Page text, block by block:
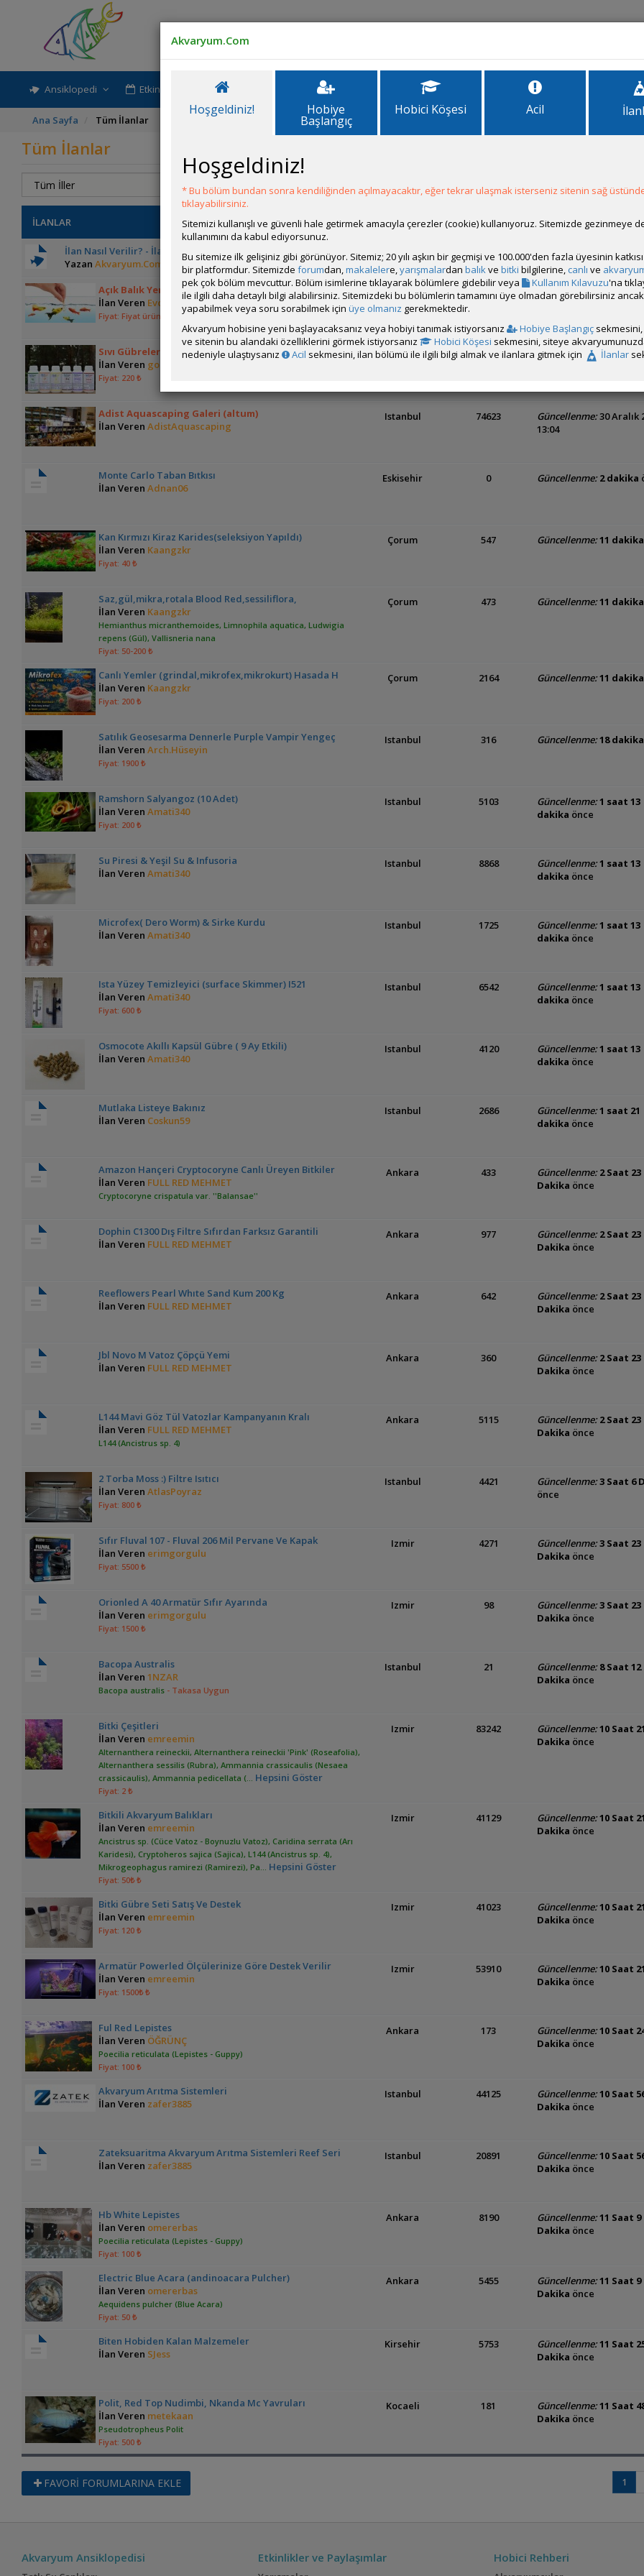
Ansiklopedi Etkinlik-Paylaşım İlanlar Forum
Ana Sayfa Tüm İlanlar
Tüm İlanlar
YENİ İLAN TÜR SEÇ
İLANLAR İl Bakılma Son Mesaj
İlan Nasıl Verilir? - İlan Sisteminin Özellikleri
YazanAkvaryum.Com
Açık Balık Yemi En İyi Paketleme Tecrübeli Satıcı
İlan Veren EvcilAl
Fiyat: Fiyat ürüne göre ₺
Adana 166847 Güncellenme:29
Sıvı Gübreler, Ph Kontrol Sistemi. Kredi Kartı İle
İlan Veren gokturkseyhan
Fiyat: 220 ₺
Ankara 82600 Güncellenme: 27 Kasım
Adist Aquascaping Galeri (altum)
İlan VerenAdistAquascaping
Istanbul 74623 Güncellenme:30 Aralık
13:04
Monte Carlo Taban Bıtkısı
İlan VerenAdnan06
Eskisehir 0 Güncellenme:2 dakika
Kan Kırmızı Kiraz Karides(seleksiyon Yapıldı)
İlan Veren Kaangzkr
Fiyat: 40 ₺
Çorum 547 Güncellenme:11 dakika
Saz,gül,mikra,rotala Blood Red,sessiliflora,
İlan Veren Kaangzkr
Hemianthus micranthemoides, Limnophila aquatica, Ludwigia
repens (Gül), Vallisneria nana
Fiyat: 50-200 ₺
Çorum 473 Güncellenme:11 dakika
Canlı Yemler (grindal,mikrofex,mikrokurt) Hasada H
İlan Veren Kaangzkr
Fiyat: 200 ₺
Çorum 2164 Güncellenme:11 dakika
Satılık Geosesarma Dennerle Purple Vampir Yengeç
İlan VerenArch.Hüseyin
Fiyat: 1900 ₺
Istanbul 316 Güncellenme:18 dakika
Ramshorn Salyangoz (10 Adet)
İlan VerenAmati340
Fiyat: 200 ₺
Istanbul 5103 Güncellenme:1 saat 13
dakika önce
Su Piresi & Yeşil Su & Infusoria
İlan VerenAmati340
Istanbul 8868 Güncellenme:1 saat 13
dakika önce
Microfex( Dero Worm) & Sirke Kurdu
İlan VerenAmati340
Istanbul 1725 Güncellenme:1 saat 13
dakika önce
Ista Yüzey Temizleyici (surface Skimmer) I521
İlan VerenAmati340
Fiyat: 600 ₺
Istanbul 6542 Güncellenme:1 saat 13
dakika önce
Osmocote Akıllı Kapsül Gübre ( 9 Ay Etkili)
İlan VerenAmati340
Istanbul 4120 Güncellenme:1 saat 13
dakika önce
Mutlaka Listeye Bakınız
İlan Veren Coskun59
Istanbul 2686 Güncellenme:1 saat 21
dakika önce
Amazon Hançeri Cryptocoryne Canlı Üreyen Bitkiler
İlan Veren FULL RED MEHMET
Cryptocoryne crispatula var. ''Balansae''
Ankara 433 Güncellenme:2 Saat 23
Dakika önce
Dophin C1300 Dış Filtre Sıfırdan Farksız Garantili
İlan Veren FULL RED MEHMET
Ankara 977 Güncellenme:2 Saat 23
Dakika önce
Reeflowers Pearl Whıte Sand Kum 200 Kg
İlan Veren FULL RED MEHMET
Ankara 642 Güncellenme:2 Saat 23
Dakika önce
Jbl Novo M Vatoz Çöpçü Yemi
İlan Veren FULL RED MEHMET
Ankara 360 Güncellenme:2 Saat 23
Dakika önce
L144 Mavi Göz Tül Vatozlar Kampanyanın Kralı
İlan Veren FULL RED MEHMET
L144 (Ancistrus sp. 4)
Ankara 5115 Güncellenme:2 Saat 23
Dakika önce
2 Torba Moss :) Filtre Isıtıcı
İlan VerenAtlasPoyraz
Fiyat: 800 ₺
Istanbul 4421 Güncellenme:3 Saat 6
önce
Sıfır Fluval 107 - Fluval 206 Mil Pervane Ve Kapak
İlan Veren erimgorgulu
Fiyat: 5500 ₺
Izmir 4271 Güncellenme:3 Saat 23
Dakika önce
Orionled A 40 Armatür Sıfır Ayarında
İlan Veren erimgorgulu
Fiyat: 1500 ₺
Izmir 98 Güncellenme:3 Saat 23
Dakika önce
Bacopa Australis
İlan Veren 1NZAR
Bacopa australis - Takasa Uygun
Istanbul 21 Güncellenme:8 Saat 12
Dakika önce
Bitki Çeşitleri
İlan Veren emreemin
Alternanthera reineckii, Alternanthera reineckii 'Pink' (Roseafolia),
Alternanthera sessilis (Rubra), Ammannia crassicaulis (Nesaea
crassicaulis), Ammannia pedicellata (
Hepsini Göster
Fiyat: 2 ₺
Izmir 83242 Güncellenme:10 Saat 21
Dakika önce
Bitkili Akvaryum Balıkları
İlan Veren emreemin
Ancistrus sp. (Cüce Vatoz - Boynuzlu Vatoz), Caridina serrata (Arı
Karidesi), Cryptoheros sajica (Sajica), L144 (Ancistrus sp. 4),
Mikrogeophagus ramirezi (Ramirezi), Pa
Hepsini Göster
Fiyat: 50₺ ₺
Izmir 41129 Güncellenme:10 Saat 21
Dakika önce
Bitki Gübre Seti Satış Ve Destek
İlan Veren emreemin
Fiyat: 120 ₺
Izmir 41023 Güncellenme:10 Saat 21
Dakika önce
Armatür Powerled Ölçülerinize Göre Destek Verilir
İlan Veren emreemin
Fiyat: 1500₺ ₺
Izmir 53910 Güncellenme:10 Saat 21
Dakika önce
Ful Red Lepistes
İlan Veren ÖĞRÜNÇ
Poecilia reticulata (Lepistes - Guppy)
Fiyat: 100 ₺
Ankara 173 Güncellenme:10 Saat
Dakika önce
Akvaryum Arıtma Sistemleri
İlan Veren zafer3885
Istanbul 44125 Güncellenme:10 Saat
Dakika önce
Zateksuaritma Akvaryum Arıtma Sistemleri Reef Seri
İlan Veren zafer3885
Istanbul 20891 Güncellenme:10 Saat
Dakika önce
Hb White Lepistes
İlan Veren omererbas
Poecilia reticulata (Lepistes - Guppy)
Fiyat: 100 ₺
Ankara 8190 Güncellenme:11 Saat 9
Dakika önce
Electric Blue Acara (andinoacara Pulcher)
İlan Veren omererbas
Aequidens pulcher (Blue Acara)
Fiyat: 50 ₺
Ankara 5455 Güncellenme:11 Saat 9
Dakika önce
Biten Hobiden Kalan Malzemeler
İlan Veren SJess
Kirsehir 5753 Güncellenme:11 Saat
Dakika önce
Polit, Red Top Nudimbi, Nkanda Mc Yavruları
İlan Veren metekaan
Pseudotropheus Polit
Fiyat: 500 ₺
Kocaeli 181 Güncellenme:11 Saat
Dakika önce
FAVORİ FORUMLARINA EKLE 1
Akvaryum Ansiklopedisi Etkinlikler ve Paylaşımlar Hobici Rehberi
Akvaryum.Com
Hoşgeldiniz! Hobiye
Başlangıç
Hobici Köşesi Acil
Hoşgeldiniz!
* Bu bölüm bundan sonra kendiliğinden açılmayacaktır, eğer tekrar ulaşmak isterseniz sitenin sağ
tıklayabilirsiniz.
Sitemizi kullanışlı ve güvenli hale getirmek amacıyla çerezler (cookie) kullanıyoruz. Sitemizde gezinmeye
kullanımını da kabul ediyorsunuz.
Bu sitemize ilk gelişiniz gibi görünüyor. Sitemiz; 20 yılı aşkın bir geçmişi ve 100.000'den fazla üyesinin
bir platformdur. Sitemizde forumdan,makalelere,yarışmalardan balıkve bitki bilgilerine, canlı ve
pek çok bölüm mevcuttur. Bölüm isimlerine tıklayarak bölümlere gidebilir veya
Kullanım Kılavuzu'na
ile ilgili daha detaylı bilgi alabilirsiniz. Sitemizdeki bu bölümlerin tamamını üye olmadan görebilirsiniz
yapabilmek veya soru sorabilmek için üye olmanız gerekmektedir.
Akvaryum hobisine yeni başlayacaksanız veya hobiyi tanımak istiyorsanız
Hobiye Başlangıç
ve sitenin bu alandaki özelliklerini görmek istiyorsanız
Hobici Köşesi sekmesini, siteye
nedeniyle ulaştıysanız
Acil sekmesini, ilan bölümü ile ilgili bilgi almak ve ilanlara gitmek için İlanlar